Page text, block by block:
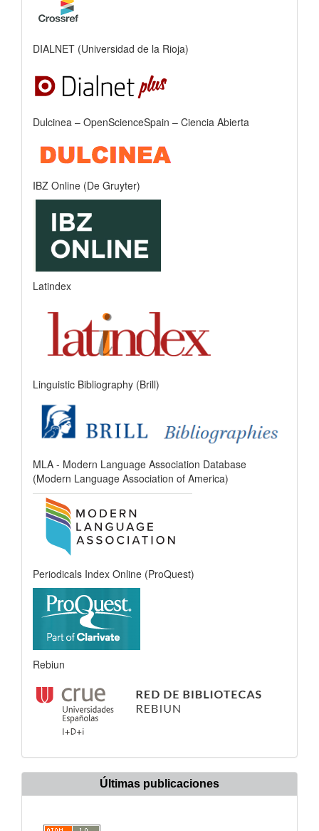
DIALNET (Universidad de la Rioja)
Dulcinea – OpenScienceSpain – Ciencia Abierta
IBZ Online (De Gruyter)
Latindex
Linguistic Bibliography (Brill)
MLA - Modern Language Association Database
(Modern Language Association of America)
Periodicals Index Online (ProQuest)
Rebiun
Últimas publicaciones